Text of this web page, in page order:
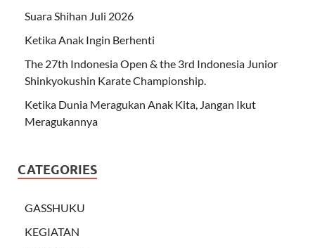
Suara Shihan Juli 2026
Ketika Anak Ingin Berhenti
The 27th Indonesia Open & the 3rd Indonesia Junior
Shinkyokushin Karate Championship.
Ketika Dunia Meragukan Anak Kita, Jangan Ikut
Meragukannya
CATEGORIES
GASSHUKU
KEGIATAN